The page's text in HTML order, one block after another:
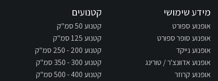
מידע שימושי
אופנוע ספורט
אופנוע סופר ספורט
אופנוע נייקד
אופנוע אדוונצ'ר / טורינג
אופנוע קרוזר
קטנועים
קטנוע 50 סמ"ק
קטנוע 125 סמ"ק
קטנוע 200 - 250 סמ"ק
קטנוע 300 - 350 סמ"ק
קטנוע 400 - 500 סמ"ק